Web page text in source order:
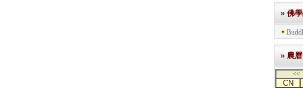
» 佛
» 農曆
<<
CN